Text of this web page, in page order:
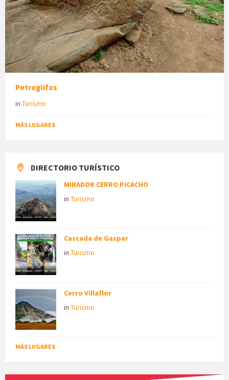
Petroglifos
in Turismo
MÁS LUGARES
DIRECTORIO TURÍSTICO
MIRADOR CERRO PICACHO
in Turismo
Cascada de Gaspar
in Turismo
Cerro Villaflor
in Turismo
MÁS LUGARES